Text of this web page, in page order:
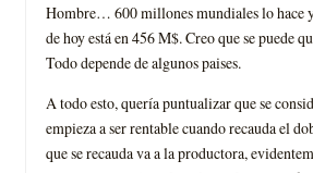
Hombre… 600 millones mundiales lo hace
de hoy está en 456 M$. Creo que se puede
Todo depende de algunos paises.
A todo esto, quería puntualizar que se
empieza a ser rentable cuando recauda el
que se recauda va a la productora,